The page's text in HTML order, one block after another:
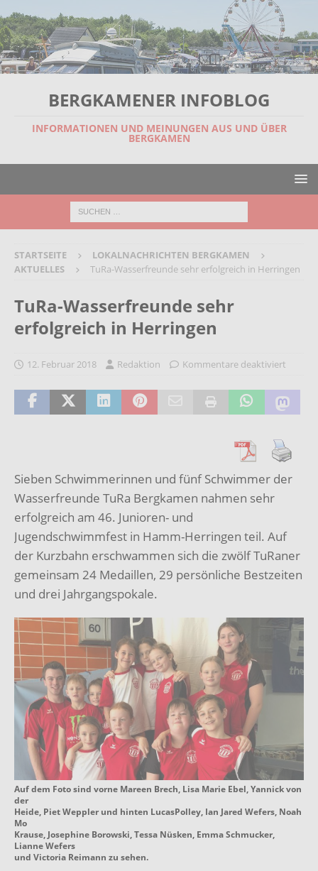
BERGKAMENER INFOBLOG
INFORMATIONEN UND MEINUNGEN AUS UND ÜBER
BERGKAMEN
STARTSEITE
LOKALNACHRICHTEN BERGKAMEN
AKTUELLES
TuRa-Wasserfreunde sehr erfolgreich in Herringen
TuRa-Wasserfreunde sehr
erfolgreich in Herringen
12. Februar 2018 Redaktion Kommentare deaktiviert
Sieben Schwimmerinnen und fünf Schwimmer der
Wasserfreunde TuRa Bergkamen nahmen sehr
erfolgreich am 46. Junioren- und
Jugendschwimmfest in Hamm-Herringen teil. Auf
der Kurzbahn erschwammen sich die zwölf TuRaner
gemeinsam 24 Medaillen, 29 persönliche Bestzeiten
und drei Jahrgangspokale.
Auf dem Foto sind vorne Mareen Brech, Lisa Marie Ebel, Yannick von
der
Heide, Piet Weppler und hinten LucasPolley, Ian Jared Wefers, Noah
Mo
Krause, Josephine Borowski, Tessa Nüsken, Emma Schmucker,
Lianne Wefers
und Victoria Reimann zu sehen.